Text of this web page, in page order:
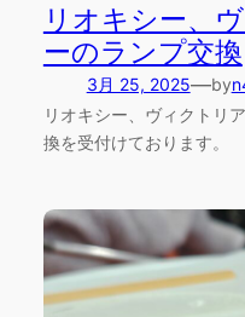
リオキシー、
ーのランプ交換
3月 25, 2025—by
リオキシー、ヴィクトリ
換を受付けております。